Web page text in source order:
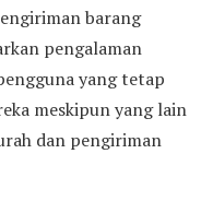
barang
pengalaman
yang tetap
meskipun yang lain
dan pengiriman